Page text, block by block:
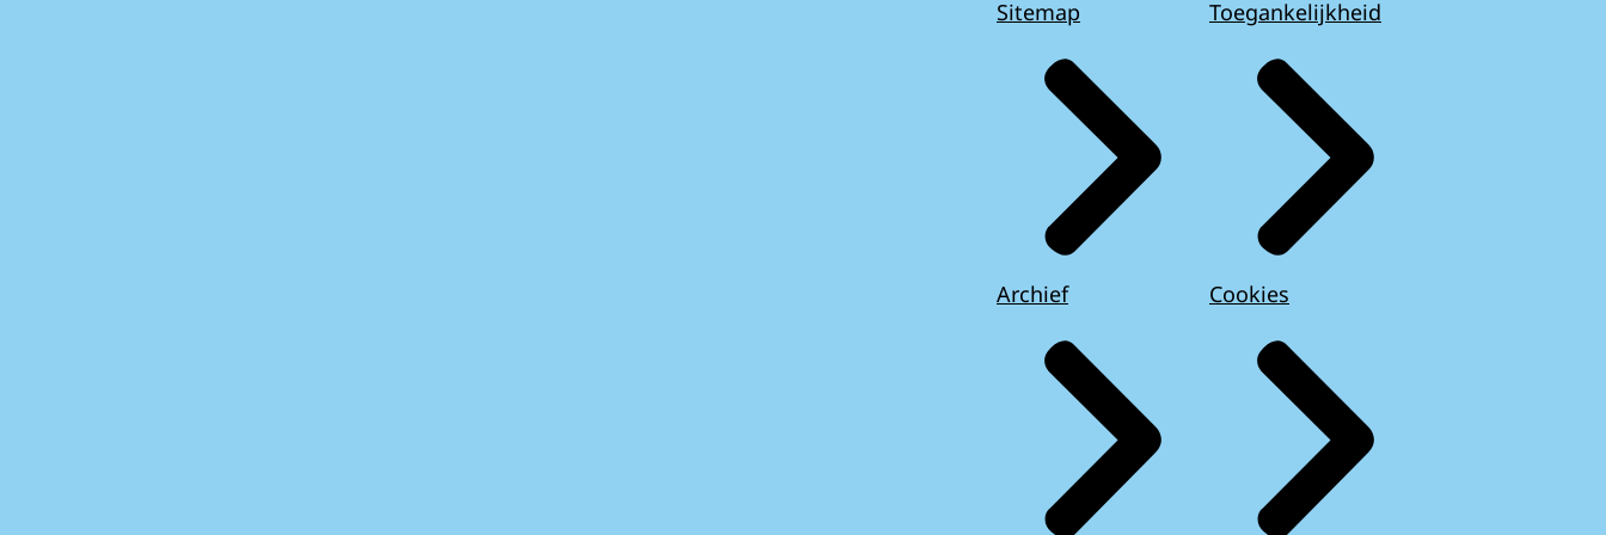
Sitemap
Archief
Toegankelijkheid
Cookies